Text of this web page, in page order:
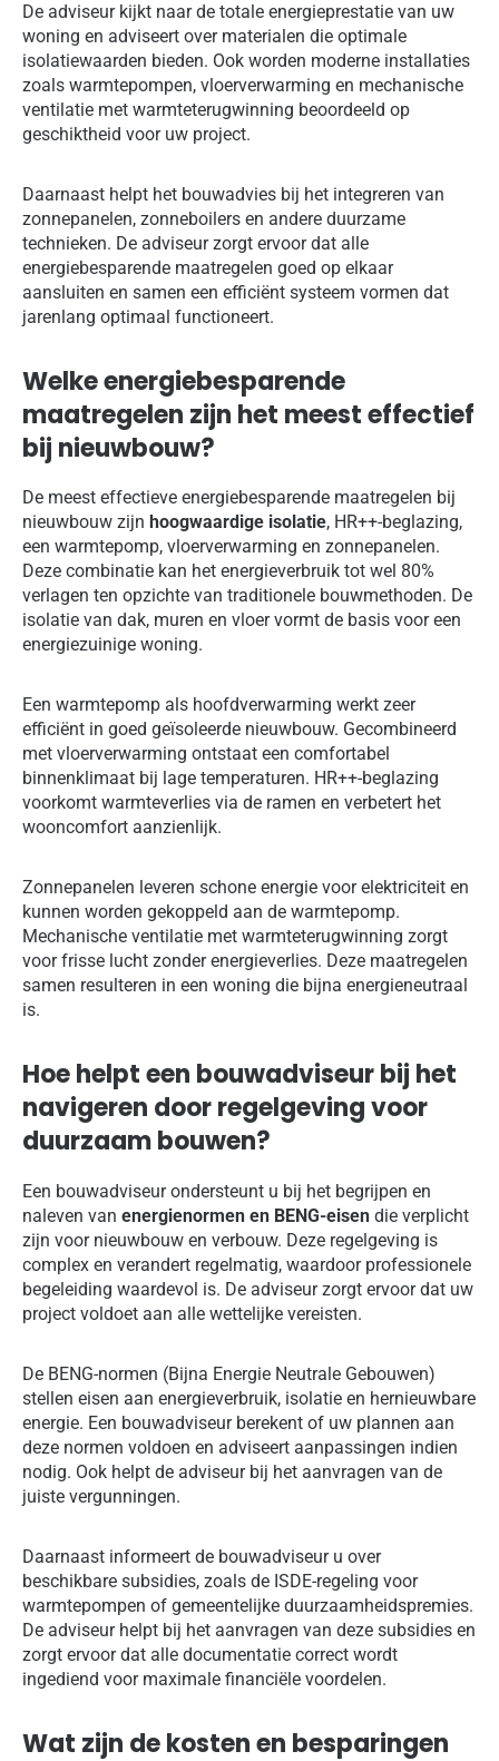
De adviseur kijkt naar de totale energieprestatie van uw
woning en adviseert over materialen die optimale
isolatiewaarden bieden. Ook worden moderne installaties
zoals warmtepompen, vloerverwarming en mechanische
ventilatie met warmteterugwinning beoordeeld op
geschiktheid voor uw project.
Daarnaast helpt het bouwadvies bij het integreren van
zonnepanelen, zonneboilers en andere duurzame
technieken. De adviseur zorgt ervoor dat alle
energiebesparende maatregelen goed op elkaar
aansluiten en samen een efficiënt systeem vormen dat
jarenlang optimaal functioneert.
Welke energiebesparende
maatregelen zijn het meest effectief
bij nieuwbouw?
De meest effectieve energiebesparende maatregelen bij
nieuwbouw zijn hoogwaardige isolatie, HR++-beglazing,
een warmtepomp, vloerverwarming en zonnepanelen.
Deze combinatie kan het energieverbruik tot wel 80%
verlagen ten opzichte van traditionele bouwmethoden. De
isolatie van dak, muren en vloer vormt de basis voor een
energiezuinige woning.
Een warmtepomp als hoofdverwarming werkt zeer
efficiënt in goed geïsoleerde nieuwbouw. Gecombineerd
met vloerverwarming ontstaat een comfortabel
binnenklimaat bij lage temperaturen. HR++-beglazing
voorkomt warmteverlies via de ramen en verbetert het
wooncomfort aanzienlijk.
Zonnepanelen leveren schone energie voor elektriciteit en
kunnen worden gekoppeld aan de warmtepomp.
Mechanische ventilatie met warmteterugwinning zorgt
voor frisse lucht zonder energieverlies. Deze maatregelen
samen resulteren in een woning die bijna energieneutraal
is.
Hoe helpt een bouwadviseur bij het
navigeren door regelgeving voor
duurzaam bouwen?
Een bouwadviseur ondersteunt u bij het begrijpen en
naleven van energienormen en BENG-eisen die verplicht
zijn voor nieuwbouw en verbouw. Deze regelgeving is
complex en verandert regelmatig, waardoor professionele
begeleiding waardevol is. De adviseur zorgt ervoor dat uw
project voldoet aan alle wettelijke vereisten.
De BENG-normen (Bijna Energie Neutrale Gebouwen)
stellen eisen aan energieverbruik, isolatie en hernieuwbare
energie. Een bouwadviseur berekent of uw plannen aan
deze normen voldoen en adviseert aanpassingen indien
nodig. Ook helpt de adviseur bij het aanvragen van de
juiste vergunningen.
Daarnaast informeert de bouwadviseur u over
beschikbare subsidies, zoals de ISDE-regeling voor
warmtepompen of gemeentelijke duurzaamheidspremies.
De adviseur helpt bij het aanvragen van deze subsidies en
zorgt ervoor dat alle documentatie correct wordt
ingediend voor maximale financiële voordelen.
Wat zijn de kosten en besparingen